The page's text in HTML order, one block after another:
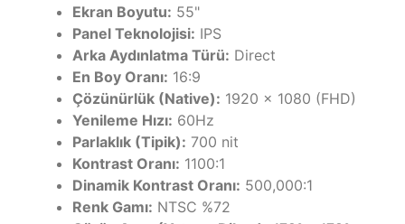
Ekran Boyutu: 55"
Panel Teknolojisi: IPS
Arka Aydınlatma Türü: Direct
En Boy Oranı: 16:9
Çözünürlük (Native): 1920 x 1080 (FHD)
Yenileme Hızı: 60Hz
Parlaklık (Tipik): 700 nit
Kontrast Oranı: 1100:1
Dinamik Kontrast Oranı: 500,000:1
Renk Gamı: NTSC %72